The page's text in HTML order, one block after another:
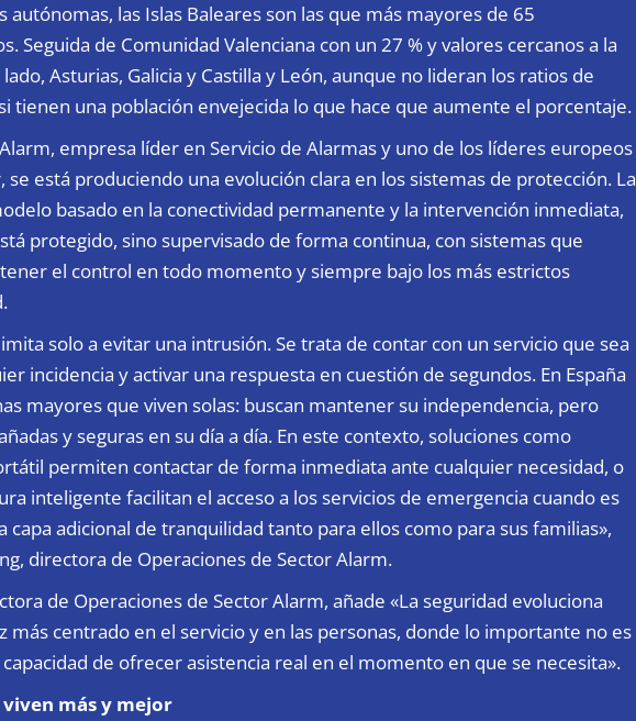
autónomas, las Islas Baleares son las que más mayores de 65
Seguida de Comunidad Valenciana con un 27 % y valores cercanos a la
Asturias, Galicia y Castilla y León, aunque no lideran los ratios de
tienen una población envejecida lo que hace que aumente el porcentaje.
empresa líder en Servicio de Alarmas y uno de los líderes europeos
se está produciendo una evolución clara en los sistemas de protección. La
basado en la conectividad permanente y la intervención inmediata,
protegido, sino supervisado de forma continua, con sistemas que
el control en todo momento y siempre bajo los más estrictos
solo a evitar una intrusión. Se trata de contar con un servicio que sea
incidencia y activar una respuesta en cuestión de segundos. En España
mayores que viven solas: buscan mantener su independencia, pero
y seguras en su día a día. En este contexto, soluciones como
permiten contactar de forma inmediata ante cualquier necesidad, o
inteligente facilitan el acceso a los servicios de emergencia cuando es
capa adicional de tranquilidad tanto para ellos como para sus familias»,
directora de Operaciones de Sector Alarm.
de Operaciones de Sector Alarm, añade «La seguridad evoluciona
más centrado en el servicio y en las personas, donde lo importante no es
de ofrecer asistencia real en el momento en que se necesita».
viven más y mejor